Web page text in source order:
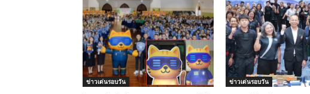
ข่าวเด่นรอบวัน ข่าวเด่นรอบวัน